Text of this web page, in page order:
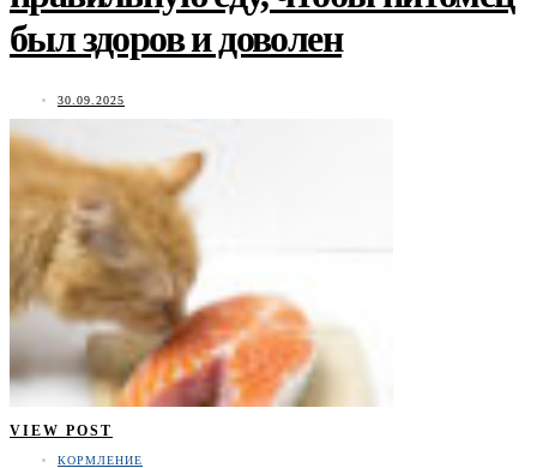
был здоров и доволен
30.09.2025
VIEW POST
КОРМЛЕНИЕ